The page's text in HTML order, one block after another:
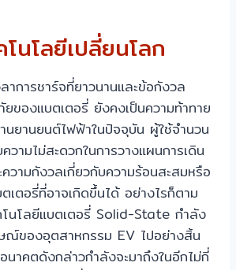
นโลยีเปลี่ยนโลก
าการชาร์จที่ยาวนานและข้อกังวล
ของแบตเตอรี่ ยังคงเป็นความท้าทาย
นยานยนต์ไฟฟ้าในปัจจุบัน ผู้ใช้จำนวน
ามไม่สะดวกในการวางแผนการเดิน
ความกังวลเกี่ยวกับความร้อนสะสมหรือ
เตอรี่ที่อาจเกิดขึ้นได้ อย่างไรก็ตาม
โนโลยีแบตเตอรี่ Solid-State กำลัง
ณ์ของอุตสาหกรรม EV ไปอย่างสิ้น
นาคตดังกล่าวกำลังจะมาถึงในอีกไม่กี่